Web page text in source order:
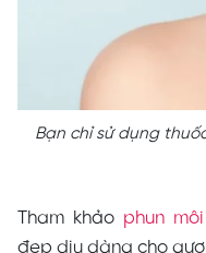
Bạn chỉ sử dụng
Tham khảo phun
đẹp dịu dàng cho